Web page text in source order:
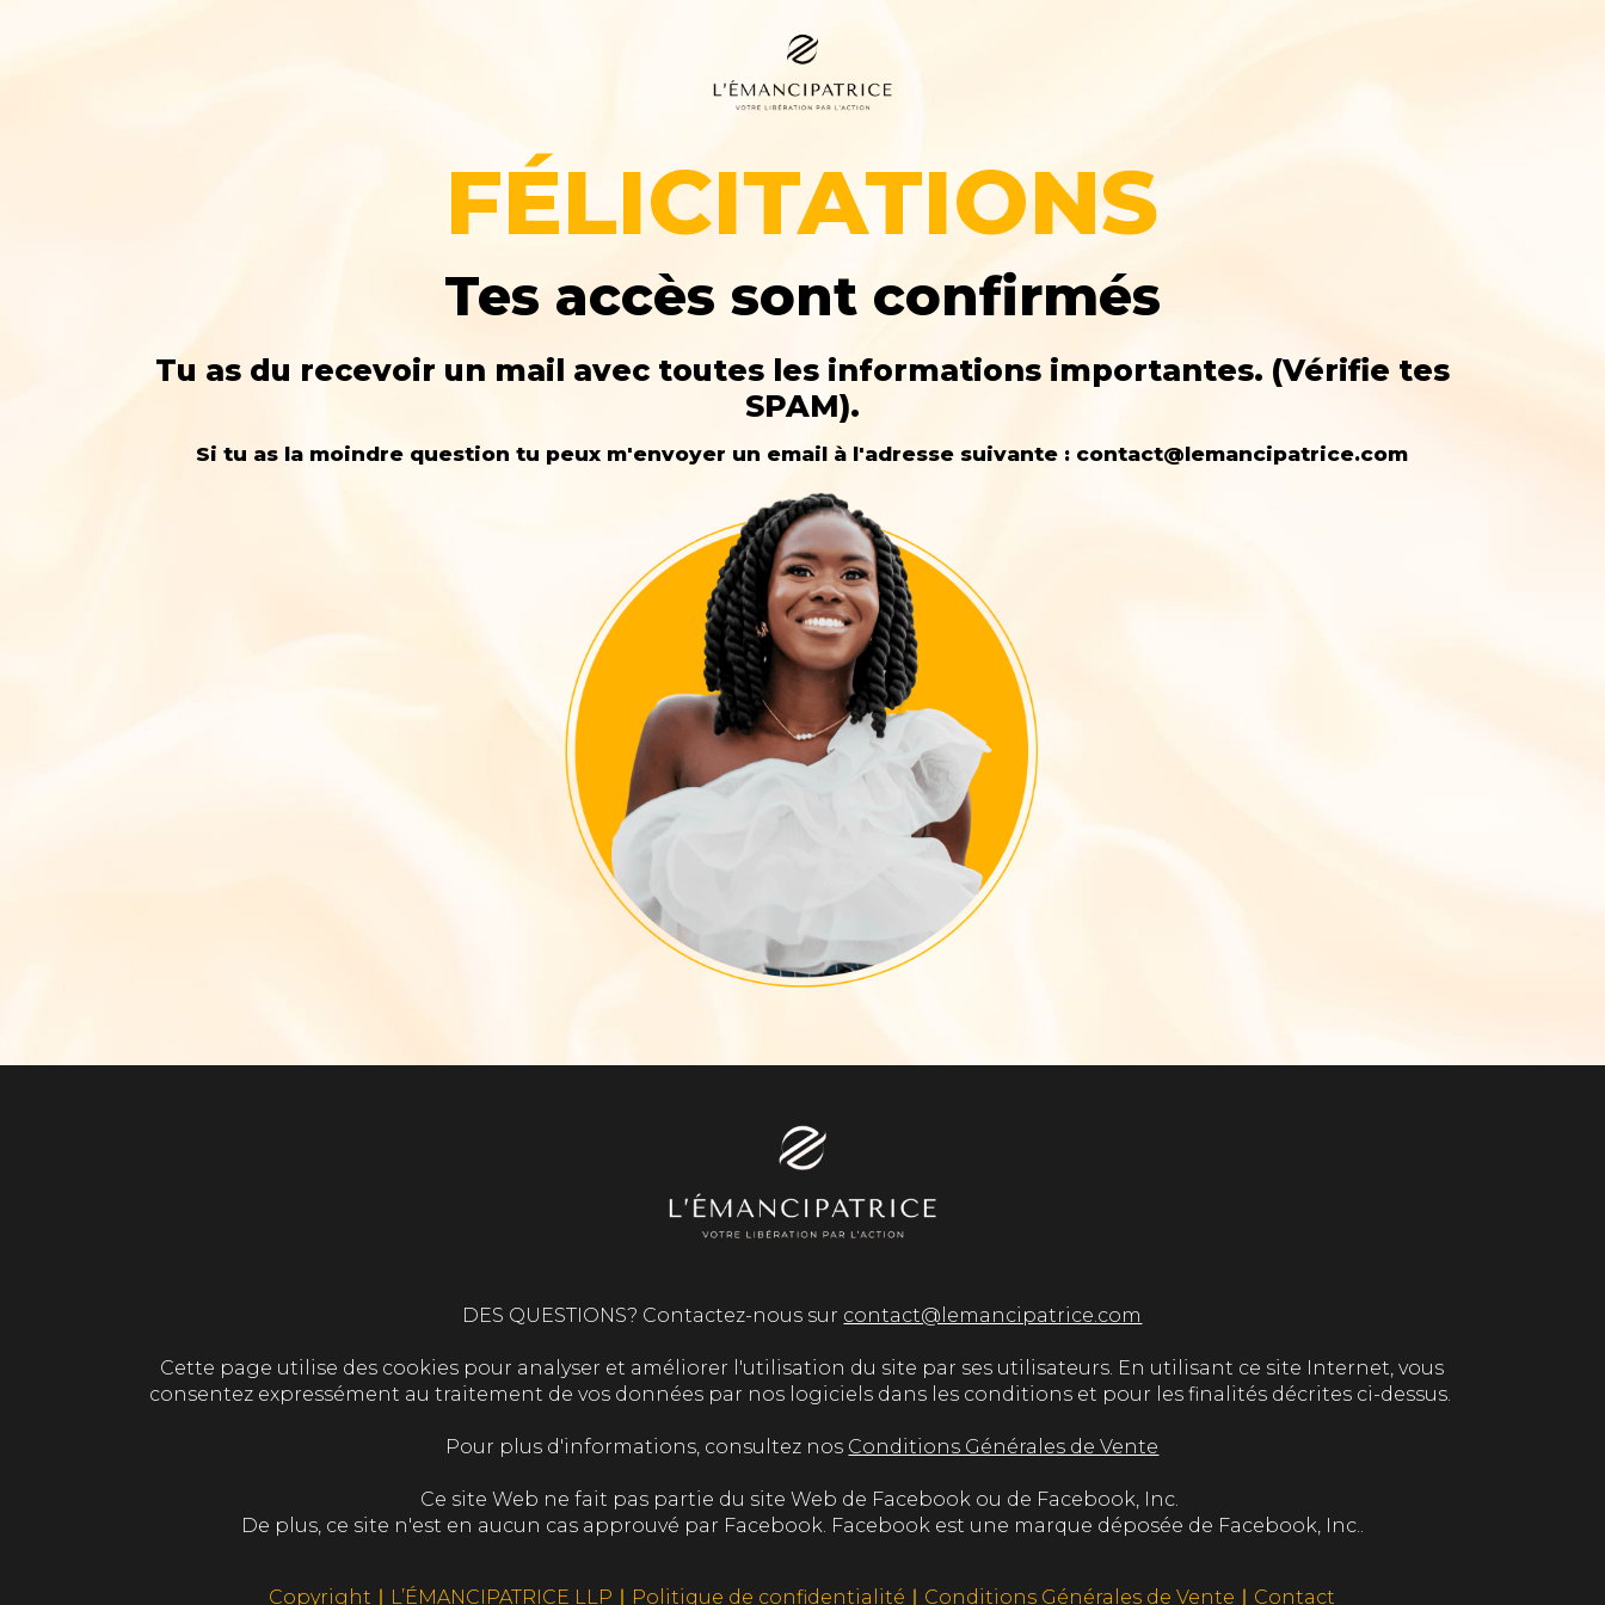
FÉLICITATIONS
Tes accès sont confirmés
Tu as du recevoir un mail avec toutes les informations importantes. (Vérifie tes
SPAM).
Si tu as la moindre question tu peux m'envoyer un email à l'adresse suivante : contact@lemancipatrice.com
DES QUESTIONS? Contactez-nous sur contact@lemancipatrice.com
Cette page utilise des cookies pour analyser et améliorer l'utilisation du site par ses utilisateurs. En utilisant ce site Internet, vous
consentez expressément au traitement de vos données par nos logiciels dans les conditions et pour les finalités décrites ci-dessus.
Pour plus d'informations, consultez nos Conditions Générales de Vente
Ce site Web ne fait pas partie du site Web de Facebook ou de Facebook, Inc.
De plus, ce site n'est en aucun cas approuvé par Facebook. Facebook est une marque déposée de Facebook, Inc..
Copyright ∣ L’ÉMANCIPATRICE LLP ∣ Politique de confidentialité ∣ Conditions Générales de Vente ∣ Contact